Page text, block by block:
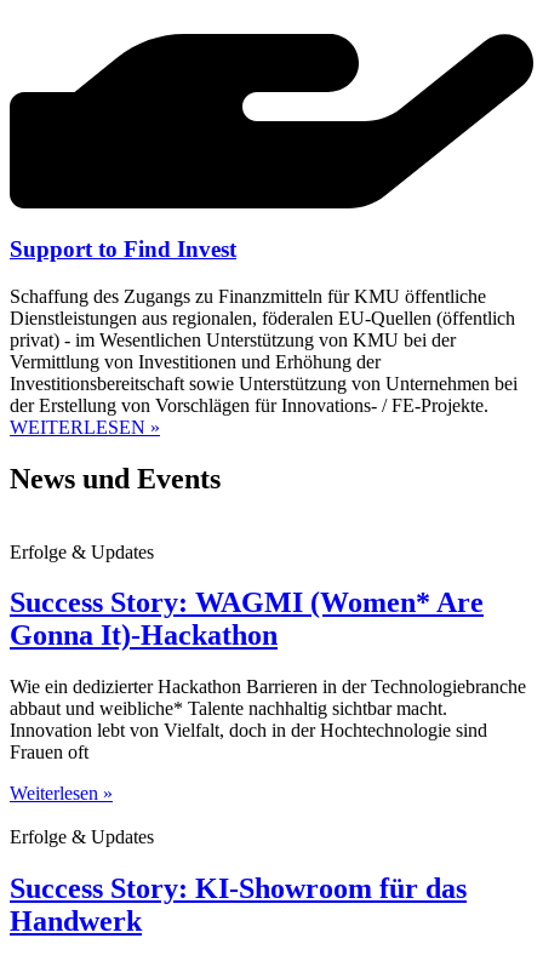
Support to Find Invest
Schaffung des Zugangs zu Finanzmitteln für KMU öffentliche
Dienstleistungen aus regionalen, föderalen EU-Quellen (öffentlich
privat) - im Wesentlichen Unterstützung von KMU bei der
Vermittlung von Investitionen und Erhöhung der
Investitionsbereitschaft sowie Unterstützung von Unternehmen bei
der Erstellung von Vorschlägen für Innovations- / FE-Projekte.
WEITERLESEN »
News und Events
Erfolge & Updates
Success Story: WAGMI (Women* Are
Gonna It)-Hackathon
Wie ein dedizierter Hackathon Barrieren in der Technologiebranche
abbaut und weibliche* Talente nachhaltig sichtbar macht.
Innovation lebt von Vielfalt, doch in der Hochtechnologie sind
Frauen oft
Weiterlesen »
Erfolge & Updates
Success Story: KI-Showroom für das
Handwerk